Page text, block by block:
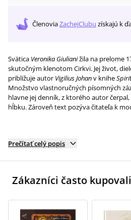
ČlenoviaZachejClubu získajú k
Svätica Veronika Giulianižila na prelome
skutočným klenotom Cirkvi. Jej život,
približuje autor Vigilius Johanv knihe
Množstvo vlastnoručných písomných
hlavne jej denník, z ktorého autor
hĺbku. Zároveň text pozýva čitateľa k
Prečítať celý popis
Zákazníci často